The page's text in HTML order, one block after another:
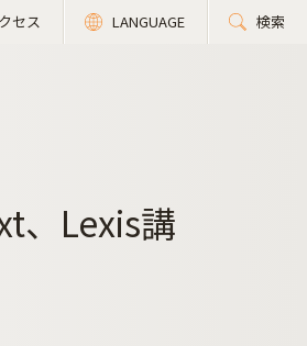
セス LANGUAGE 検索
、Lexis講